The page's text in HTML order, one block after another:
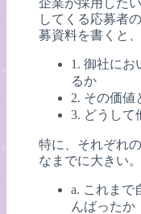
してくる応募者
募資料を書くと
1. 御社にお
るか
2. その価値
3. どうして
特に、それぞれ
なまでに大きい。
a. これまで
んばったか